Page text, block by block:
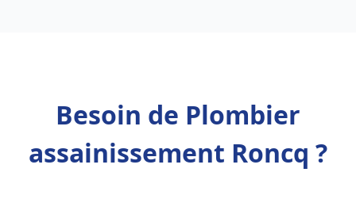
Besoin de Plombier
assainissement Roncq ?